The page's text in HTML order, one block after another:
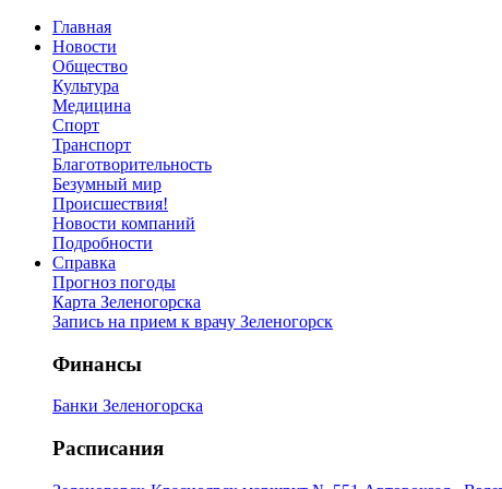
Главная
Новости
Общество
Культура
Медицина
Спорт
Транспорт
Благотворительность
Безумный мир
Происшествия!
Новости компаний
Подробности
Справка
Прогноз погоды
Карта Зеленогорска
Запись на прием к врачу Зеленогорск
Финансы
Банки Зеленогорска
Расписания